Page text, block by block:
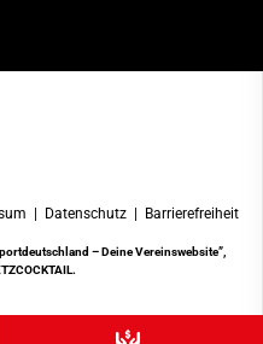
| Datenschutz | Barrierefreiheit
– Deine Vereinswebsite”,